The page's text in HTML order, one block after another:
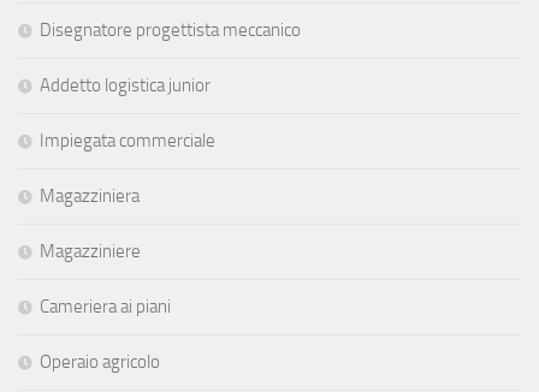
Disegnatore progettista meccanico
Addetto logistica junior
Impiegata commerciale
Magazziniera
Magazziniere
Cameriera ai piani
Operaio agricolo